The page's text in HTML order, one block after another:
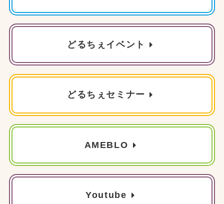
どるちぇイベント
どるちぇセミナー
AMEBLO
Youtube